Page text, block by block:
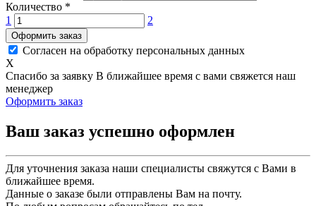
Количество *
1
2
Оформить заказ
Согласен на обработку персональных данных
X
Спасибо за заявку В ближайшее время с вами свяжется наш
менеджер
Оформить заказ
Ваш заказ успешно оформлен
Для уточнения заказа наши специалисты свяжутся с Вами в
ближайшее время.
Данные о заказе были отправлены Вам на почту.